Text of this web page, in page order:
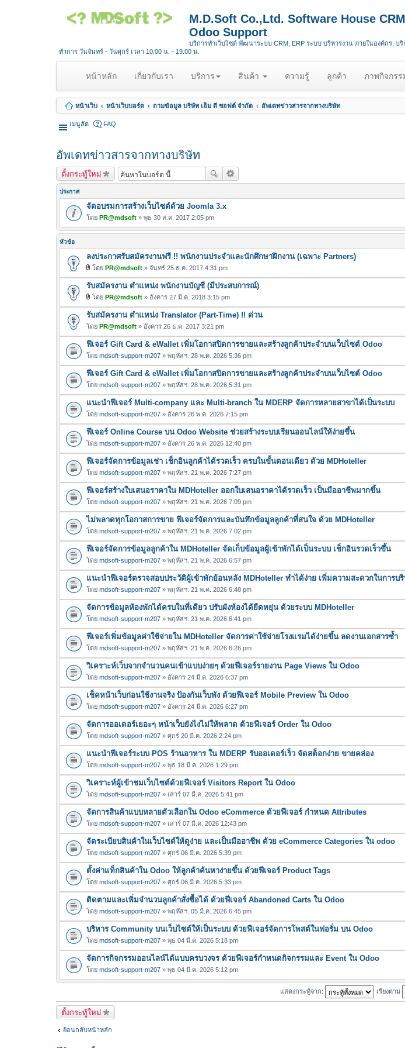
M.D.Soft Co.,Ltd. Software House
Odoo Support
บริการทำเว็บไซต์ พัฒนาระบบ CRM, ERP ระบบ บริหารงาน ภายในองค์กร, บ
ทำการ วันจันทร์ - วันศุกร์ เวลา 10.00 น. - 19.00 น.
หน้าหลัก(
u
r
t
)
เกี่ยวกับเรา บริการ สินค้า ความรู้ ลูกค้า ภาพกิจกรร
หน้าเว็บ หน้าเว็บบอร์ด ถามข้อมูล บริษัท เอ็ม ดี ซอฟต์ จำกัด อัพเดทข่าวสารจากทางบริษัท
เมนูลัด FAQ
อัพเดทข่าวสารจากทางบริษัท
ตั้งกระทู้ใหม่
ประกาศ
จัดอบรมการสร้างเว็บไซต์ด้วย Joomla 3.x
โดย PR@mdsoft » พุธ 30 ส.ค. 2017 2:05 pm
หัวข้อ
ลงประกาศรับสมัครงานฟรี !! พนักงานประจำและนักศึกษาฝึกงาน (เฉพาะ Partners)
ฟ
ล์
แ
น
บ
โดย PR@mdsoft » จันทร์ 25 ธ.ค. 2017 4:31 pm
รับสมัครงาน ตำแหน่ง พนักงานบัญชี (มีประสบการณ์)
ฟ
ล์
แ
น
บ
โดย PR@mdsoft » อังคาร 27 มี.ค. 2018 3:15 pm
รับสมัครงาน ตำแหน่ง Translator (Part-Time) !! ด่วน
โดย PR@mdsoft » อังคาร 26 ธ.ค. 2017 3:21 pm
ฟีเจอร์ Gift Card & eWallet เพิ่มโอกาสปิดการขายและสร้างลูกค้าประจำบนเว็บไซต์ Odoo
โดย mdsoft-support-m207 » พฤหัสฯ. 28 พ.ค. 2026 5:36 pm
ฟีเจอร์ Gift Card & eWallet เพิ่มโอกาสปิดการขายและสร้างลูกค้าประจำบนเว็บไซต์ Odoo
โดย mdsoft-support-m207 » พฤหัสฯ. 28 พ.ค. 2026 5:31 pm
แนะนำฟีเจอร์ Multi-company และ Multi-branch ใน MDERP จัดการหลายสาขาได้เป็นระบบ
โดย mdsoft-support-m207 » อังคาร 26 พ.ค. 2026 7:15 pm
ฟีเจอร์ Online Course บน Odoo Website ช่วยสร้างระบบเรียนออนไลน์ให้ง่ายขึ้น
โดย mdsoft-support-m207 » อังคาร 26 พ.ค. 2026 12:40 pm
ฟีเจอร์จัดการข้อมูลเช่า เช็กอินลูกค้าได้รวดเร็ว ครบในขั้นตอนเดียว ด้วย MDHoteller
โดย mdsoft-support-m207 » พฤหัสฯ. 21 พ.ค. 2026 7:27 pm
ฟีเจอร์สร้างใบเสนอราคาใน MDHoteller ออกใบเสนอราคาได้รวดเร็ว เป็นมืออาชีพมากขึ้น
โดย mdsoft-support-m207 » พฤหัสฯ. 21 พ.ค. 2026 7:09 pm
ไม่พลาดทุกโอกาสการขาย ฟีเจอร์จัดการและบันทึกข้อมูลลูกค้าที่สนใจ ด้วย MDHoteller
โดย mdsoft-support-m207 » พฤหัสฯ. 21 พ.ค. 2026 7:02 pm
ฟีเจอร์จัดการข้อมูลลูกค้าใน MDHoteller จัดเก็บข้อมูลผู้เข้าพักได้เป็นระบบ เช็กอินรวดเร็วขึ้น
โดย mdsoft-support-m207 » พฤหัสฯ. 21 พ.ค. 2026 6:57 pm
แนะนำฟีเจอร์ตรวจสอบประวัติผู้เข้าพักย้อนหลัง MDHoteller ทำได้ง่าย เพิ่มความสะดวกในการบ
โดย mdsoft-support-m207 » พฤหัสฯ. 21 พ.ค. 2026 6:48 pm
จัดการข้อมูลห้องพักได้ครบในที่เดียว ปรับผังห้องได้ยืดหยุ่น ด้วยระบบ MDHoteller
โดย mdsoft-support-m207 » พฤหัสฯ. 21 พ.ค. 2026 6:41 pm
ฟีเจอร์เพิ่มข้อมูลค่าใช้จ่ายใน MDHoteller จัดการค่าใช้จ่ายโรงแรมได้ง่ายขึ้น ลดงานเอกสารซ้ำ
โดย mdsoft-support-m207 » พฤหัสฯ. 21 พ.ค. 2026 6:26 pm
วิเคราะห์เว็บจากจำนวนคนเข้าแบบง่ายๆ ด้วยฟีเจอร์รายงาน Page Views ใน Odoo
โดย mdsoft-support-m207 » อังคาร 24 มี.ค. 2026 6:37 pm
เช็คหน้าเว็บก่อนใช้งานจริง ป้องกันเว็บพัง ด้วยฟีเจอร์ Mobile Preview ใน Odoo
โดย mdsoft-support-m207 » อังคาร 24 มี.ค. 2026 6:27 pm
จัดการออเดอร์เยอะๆ หน้าเว็บยังไงไม่ให้พลาด ด้วยฟีเจอร์ Order ใน Odoo
โดย mdsoft-support-m207 » ศุกร์ 20 มี.ค. 2026 2:24 pm
แนะนำฟีเจอร์ระบบ POS ร้านอาหาร ใน MDERP รับออเดอร์เร็ว จัดสต็อกง่าย ขายคล่อง
โดย mdsoft-support-m207 » พุธ 18 มี.ค. 2026 1:29 pm
วิเคราะห์ผู้เข้าชมเว็บไซต์ด้วยฟีเจอร์ Visitors Report ใน Odoo
โดย mdsoft-support-m207 » เสาร์ 07 มี.ค. 2026 5:41 pm
จัดการสินค้าแบบหลายตัวเลือกใน Odoo eCommerce ด้วยฟีเจอร์ กำหนด Attributes
โดย mdsoft-support-m207 » เสาร์ 07 มี.ค. 2026 12:43 pm
จัดระเบียบสินค้าในเว็บไซต์ให้ดูง่าย และเป็นมืออาชีพ ด้วย eCommerce Categories ใน odoo
โดย mdsoft-support-m207 » ศุกร์ 06 มี.ค. 2026 5:39 pm
ตั้งค่าแท็กสินค้าใน Odoo ให้ลูกค้าค้นหาง่ายขึ้น ด้วยฟีเจอร์ Product Tags
โดย mdsoft-support-m207 » ศุกร์ 06 มี.ค. 2026 5:33 pm
ติดตามและเพิ่มจำนวนลูกค้าสั่งซื้อได้ ด้วยฟีเจอร์ Abandoned Carts ใน Odoo
โดย mdsoft-support-m207 » พฤหัสฯ. 05 มี.ค. 2026 6:45 pm
บริหาร Community บนเว็บไซต์ให้เป็นระบบ ด้วยฟีเจอร์จัดการโพสต์ในฟอรั่ม บน Odoo
โดย mdsoft-support-m207 » พุธ 04 มี.ค. 2026 5:18 pm
จัดการกิจกรรมออนไลน์ได้แบบครบวงจร ด้วยฟีเจอร์กำหนดกิจกรรมและ Event ใน Odoo
โดย mdsoft-support-m207 » พุธ 04 มี.ค. 2026 5:12 pm
แสดงกระทู้จาก: เรียงตาม
ตั้งกระทู้ใหม่
ย้อนกลับหน้าหลัก